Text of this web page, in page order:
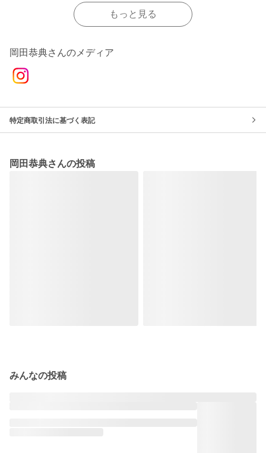
もっと見る
岡田恭典さんのメディア
特定商取引法に基づく表記
岡田恭典さんの投稿
みんなの投稿